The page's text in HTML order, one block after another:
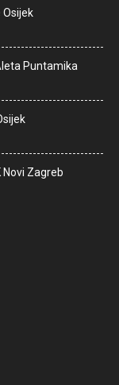
Osijek
Puntamika
Novi Zagreb